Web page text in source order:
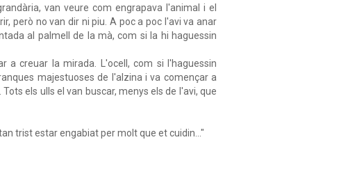
van veure com engrapava l'animal i el
però no van dir ni piu. A poc a poc l'avi va anar
al palmell de la mà, com si la hi haguessin
a creuar la mirada. L'ocell, com si l'haguessin
majestuoses de l'alzina i va començar a
els ulls el van buscar, menys els de l'avi, que
trist estar engabiat per molt que et cuidin..."